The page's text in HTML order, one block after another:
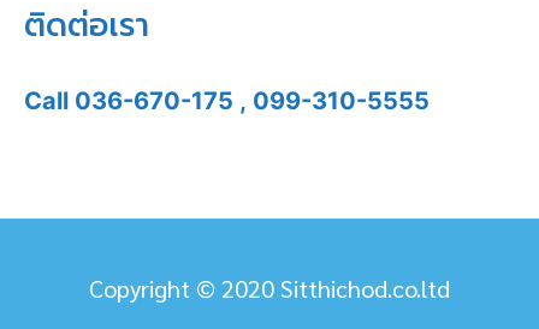
ติดต่อเรา
Call 036-670-175 , 099-310-5555
Copyright © 2020 Sitthichod.co.ltd